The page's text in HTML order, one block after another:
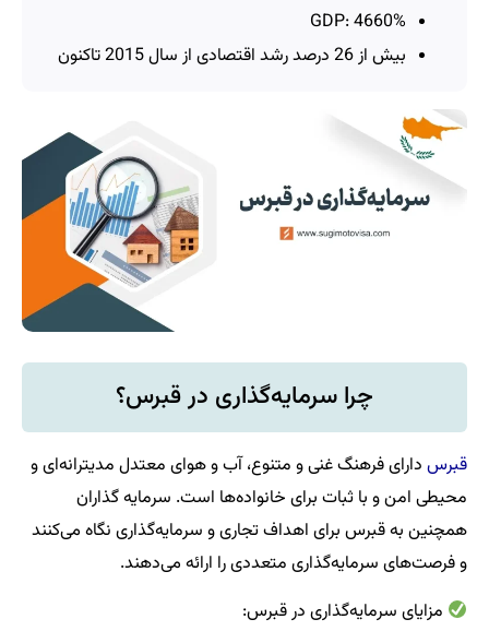
4660% :GDP
بیش از 26 درصد رشد اقتصادی از سال 2015 تاکنون
چرا سرمایه‌گذاری در قبرس؟
قبرس دارای فرهنگ غنی و متنوع، آب و هوای معتدل مدیترانه‌ای و
محیطی امن و با ثبات برای خانواده‌ها است. سرمایه گذاران
همچنین به قبرس برای اهداف تجاری و سرمایه‌گذاری نگاه می‌کنند
و فرصت‌های سرمایه‌گذاری متعددی را ارائه می‌دهند.
مزایای سرمایه‌گذاری در قبرس: